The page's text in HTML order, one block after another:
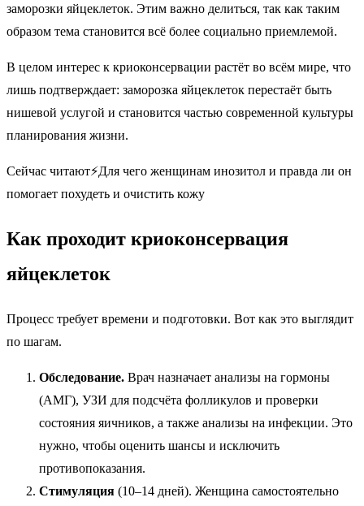
заморозки яйцеклеток. Этим важно делиться, так как таким
образом тема становится всё более социально приемлемой.
В целом интерес к криоконсервации растёт во всём мире, что
лишь подтверждает: заморозка яйцеклеток перестаёт быть
нишевой услугой и становится частью современной культуры
планирования жизни.
Сейчас читают⚡️Для чего женщинам инозитол и правда ли он
помогает похудеть и очистить кожу
Как проходит криоконсервация
яйцеклеток
Процесс требует времени и подготовки. Вот как это выглядит
по шагам.
Обследование. Врач назначает анализы на гормоны
(АМГ), УЗИ для подсчёта фолликулов и проверки
состояния яичников, а также анализы на инфекции. Это
нужно, чтобы оценить шансы и исключить
противопоказания.
Стимуляция (10–14 дней). Женщина самостоятельно